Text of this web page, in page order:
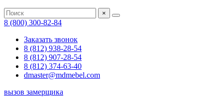
×
8 (800) 300-82-84
Заказать звонок
8 (812) 938-28-54
8 (812) 907-28-54
8 (812) 374-63-40
dmaster@mdmebel.com
вызов замерщика